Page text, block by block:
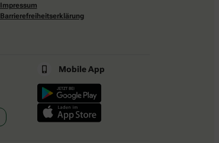
Impressum
Barrierefreiheitserklärung
Mobile App